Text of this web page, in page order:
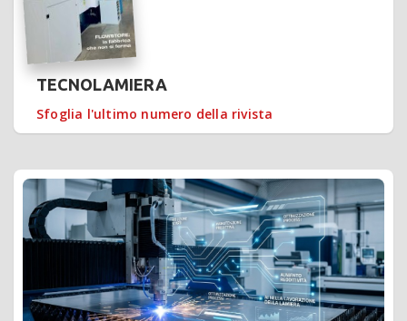
TECNOLAMIERA
Sfoglia l'ultimo numero della rivista